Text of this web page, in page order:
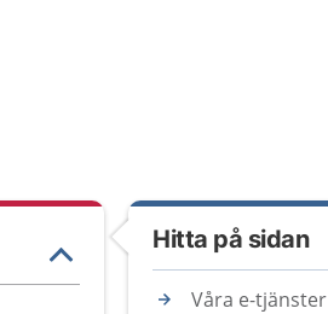
Hitta på sidan
Våra e-tjänster